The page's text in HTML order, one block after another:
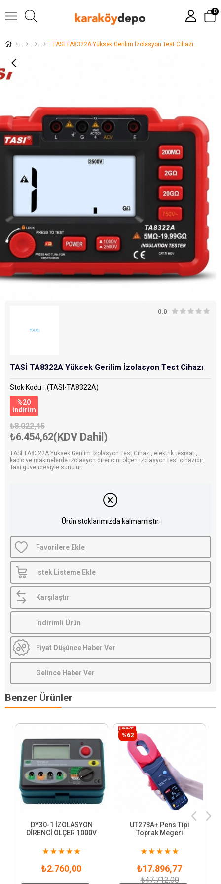
0
TASİ TA8322A Yüksek Gerilim İzolasyon Test Cihazı
0.0
TASİ TA8322A Yüksek Gerilim İzolasyon Test Cihazı
Stok Kodu
(TASI-TA8322A)
%20
i̇ndirim
₺8.022,45
₺6.454,62(KDV Dahil)
TASİ TA8322A Yüksek Gerilim İzolasyon Test Cihazı, elektrik tesisatı,
kablo ve makinelerde izolasyon direncini ölçen izolasyon test cihazıdır.
Tasi güvencesiyle sunulur.
Ürün stoklarımızda kalmamıştır.
Favorilere Ekle
İstek Listeme Ekle
Karşılaştır
İndirimli Ürün
Fiyat Düşünce Haber Ver
Gelince Haber Ver
Benzer Ürünler
DY30-1 İZOLASYON
DİRENCİ ÖLÇER 1000V
★★★★★
₺2.760,00
UT278A+ Pens Tipi
Toprak Megeri
★★★★★
₺17.896,77
₺47.712,00
%62